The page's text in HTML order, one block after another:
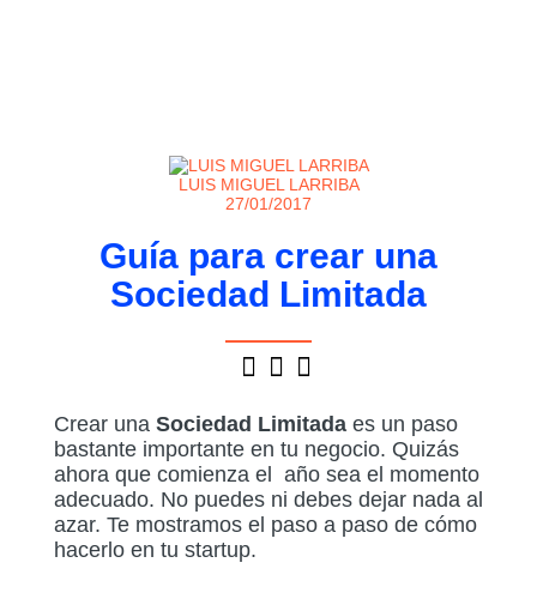
LUIS MIGUEL LARRIBA
27/01/2017
Guía para crear una
Sociedad Limitada
Crear una Sociedad Limitada es un paso
bastante importante en tu negocio. Quizás
ahora que comienza el año sea el momento
adecuado. No puedes ni debes dejar nada al
azar. Te mostramos el paso a paso de cómo
hacerlo en tu startup.